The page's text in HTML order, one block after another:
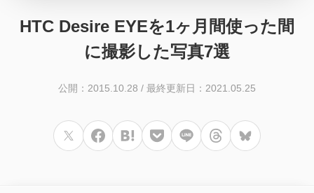
HTC Desire EYEを1ヶ月間使った間
に撮影した写真7選
公開：2015.10.28 / 最終更新日：2021.05.25